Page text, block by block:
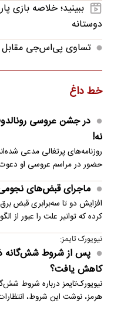
دوستانه
تساوی پی‌اس‌جی مقابل
خط داغ
در جشن عروسی
نه!
روزنامه‌های پرتغالی مدعی
حضور در مراسم عروسی او
ماجرای قبض‌های
افزایش دو تا سه‌برابری قبض
کرده که توانیر علت را عبور از
نیویورک تایمز:
پس از شروط شش‌گانه
کاهش یافت؟
نیویورک‌تایمز درباره شروط
هرمز، نوشت این شروط، انتظارات